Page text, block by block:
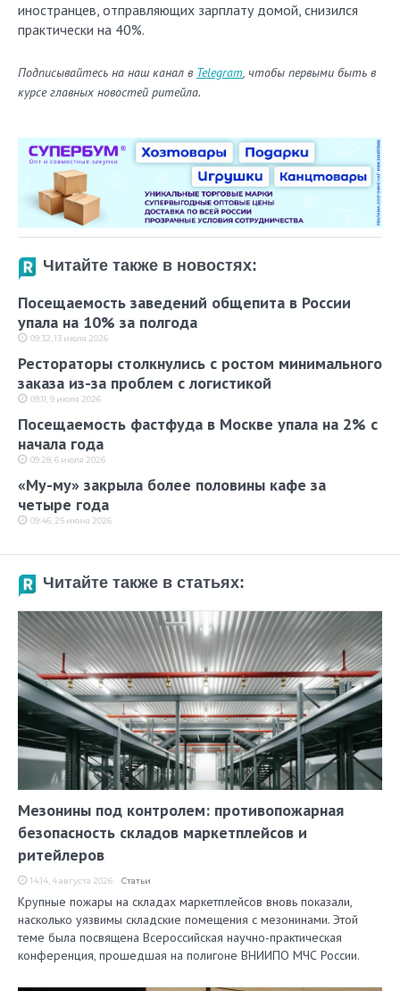
иностранцев, отправляющих зарплату домой, снизился
практически на 40%.
Подписывайтесь на наш канал в Telegram, чтобы первыми быть в
курсе главных новостей ритейла.
Читайте также в новостях:
Посещаемость заведений общепита в России
упала на 10% за полгода
09:32, 13 июля 2026
Рестораторы столкнулись с ростом минимального
заказа из-за проблем с логистикой
09:11, 9 июля 2026
Посещаемость фастфуда в Москве упала на 2% с
начала года
09:28, 6 июля 2026
«Му-му» закрыла более половины кафе за
четыре года
09:46, 25 июня 2026
Читайте также в статьях:
Мезонины под контролем: противопожарная
безопасность складов маркетплейсов и
ритейлеров
14:14, 4 августа 2026 Статьи
Крупные пожары на складах маркетплейсов вновь показали,
насколько уязвимы складские помещения с мезонинами. Этой
теме была посвящена Всероссийская научно-практическая
конференция, прошедшая на полигоне ВНИИПО МЧС России.